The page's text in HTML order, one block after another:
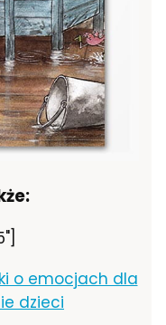
o emocjach dla
dzieci